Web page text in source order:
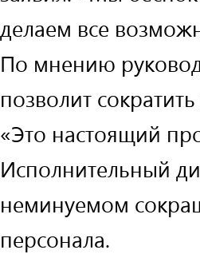
делаем все
По мнению
позволит
«Это настоящий
Исполнительный
неминуемом
персонала.